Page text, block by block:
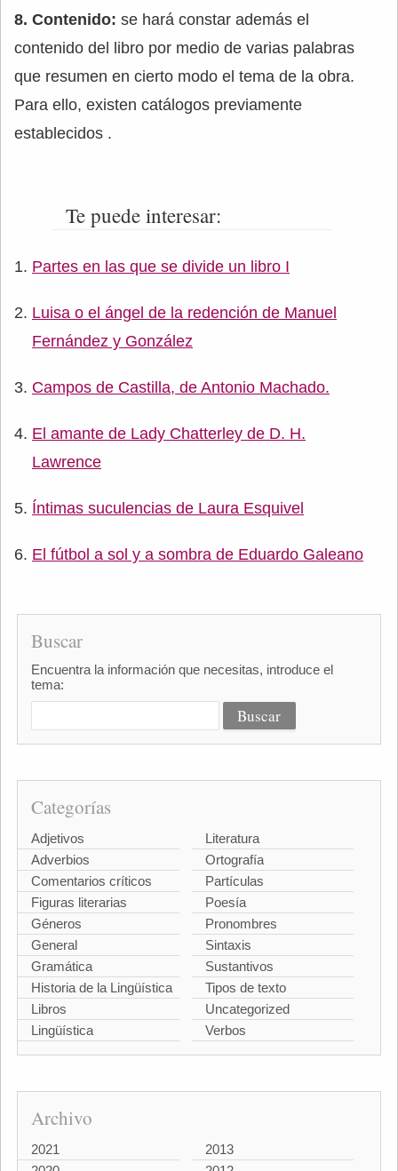
8. Contenido: se hará constar además el
contenido del libro por medio de varias palabras
que resumen en cierto modo el tema de la obra.
Para ello, existen catálogos previamente
establecidos .
Te puede interesar:
Partes en las que se divide un libro I
Luisa o el ángel de la redención de Manuel
Fernández y González
Campos de Castilla, de Antonio Machado.
El amante de Lady Chatterley de D. H.
Lawrence
Íntimas suculencias de Laura Esquivel
El fútbol a sol y a sombra de Eduardo Galeano
Buscar
Encuentra la información que necesitas, introduce el
tema:
Categorías
Adjetivos
Adverbios
Comentarios críticos
Figuras literarias
Géneros
General
Gramática
Historia de la Lingüística
Libros
Lingüística
Literatura
Ortografía
Partículas
Poesía
Pronombres
Sintaxis
Sustantivos
Tipos de texto
Uncategorized
Verbos
Archivo
2021
2013